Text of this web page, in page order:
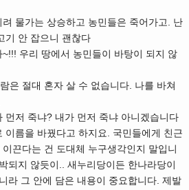
물가는 상승하고 농민들은 죽어가고. 난
기 안 잡으니 괜찮다
우리 땅에서 농민들이 바탕이 되지 않
은 절대 혼자 살 수 없습니다. 나를 바쳐
먼저 죽냐? 내가 먼저 죽냐 아니겠습니다
이름을 바꿨다고 하지요. 국민들에게 친근
끈다는 건 도대체 누구생각인지 말입니
되지 않듯이.. 새누리당이든 한나라당이
라 그 안에 담은 내용이 중요합니다. 제발